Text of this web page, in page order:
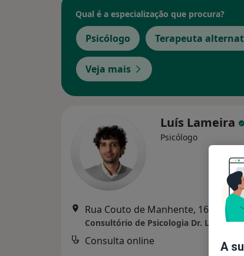
Qual é a especialização que procura?
Psicólogo Terapeuta
Veja mais
Luís Lameira
Psicólogo
Rua Couto de Manhente, 1641,
Consultório de Psicologia Dr. Luís
Consulta online A